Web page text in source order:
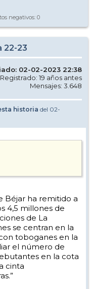
negativos: 0
22-23
02-02-2023 22:38
Registrado: 19 años antes
Mensajes: 3.648
historia del 02-
Béjar ha remitido a
4,5 millones de
de La
se centran en la
toboganes en la
el número de
en la cota
cinta